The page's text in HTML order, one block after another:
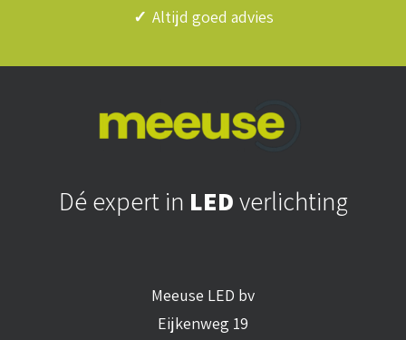
✓ Altijd goed advies
Dé expert in LEDverlichting
Meeuse LED bv
Eijkenweg 19